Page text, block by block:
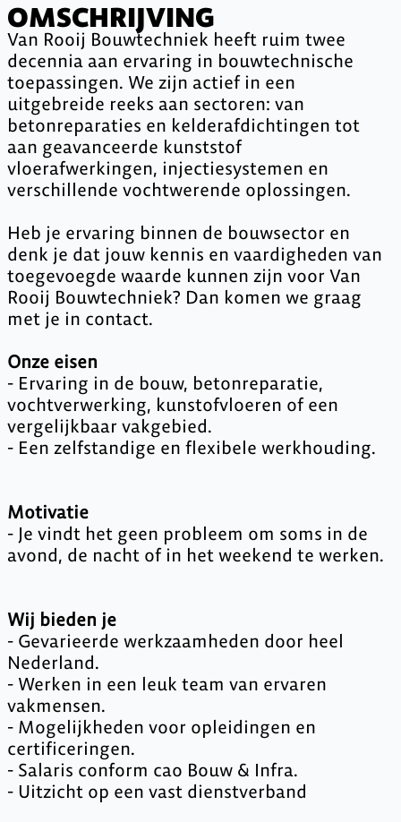
OMSCHRIJVING
Van Rooij Bouwtechniek heeft ruim twee
decennia aan ervaring in bouwtechnische
toepassingen. We zijn actief in een
uitgebreide reeks aan sectoren: van
betonreparaties en kelderafdichtingen tot
aan geavanceerde kunststof
vloerafwerkingen, injectiesystemen en
verschillende vochtwerende oplossingen.
Heb je ervaring binnen de bouwsector en
denk je dat jouw kennis en vaardigheden van
toegevoegde waarde kunnen zijn voor Van
Rooij Bouwtechniek? Dan komen we graag
met je in contact.
Onze eisen
- Ervaring in de bouw, betonreparatie,
vochtverwerking, kunstofvloeren of een
vergelijkbaar vakgebied.
- Een zelfstandige en flexibele werkhouding.
Motivatie
- Je vindt het geen probleem om soms in de
avond, de nacht of in het weekend te werken.
Wij bieden je
- Gevarieerde werkzaamheden door heel
Nederland.
- Werken in een leuk team van ervaren
vakmensen.
- Mogelijkheden voor opleidingen en
certificeringen.
- Salaris conform cao Bouw & Infra.
- Uitzicht op een vast dienstverband